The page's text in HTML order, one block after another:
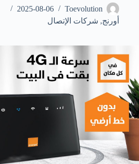
Toevolution
2025-08-06
أورنج, شركات الإتصال